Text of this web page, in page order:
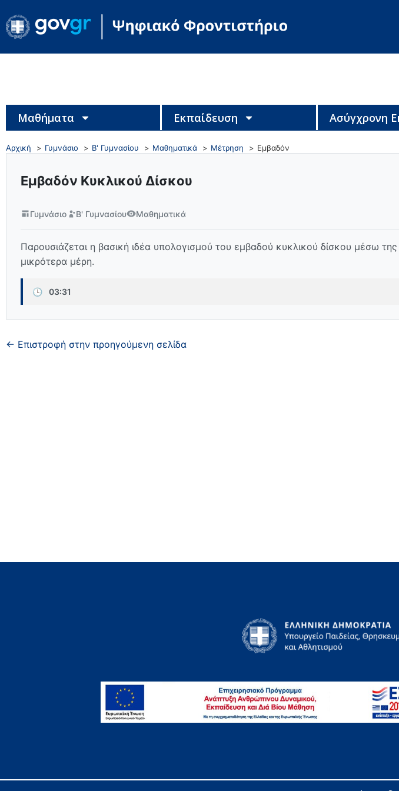
Μαθήματα Εκπαίδευση Ασύγχρονη
Αρχική Γυμνάσιο Β' Γυμνασίου Μαθηματικά Μέτρηση Εμβαδόν
Εμβαδόν Κυκλικού Δίσκου
Γυμνάσιο Β' Γυμνασίου Μαθηματικά
Παρουσιάζεται η βασική ιδέα υπολογισμού του εμβαδού κυκλικού δίσκου μέσω
μικρότερα μέρη.
🕒 03:31
← Επιστροφή στην προηγούμενη σελίδα